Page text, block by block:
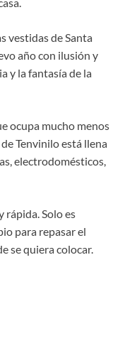
vestidas de Santa
año con ilusión y
y la fantasía de la
ocupa mucho menos
Tenvinilo está llena
electrodomésticos,
rápida. Solo es
para repasar el
se quiera colocar.